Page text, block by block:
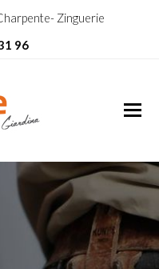
Zinguerie
96
Toit-Terrasse Vénissieux